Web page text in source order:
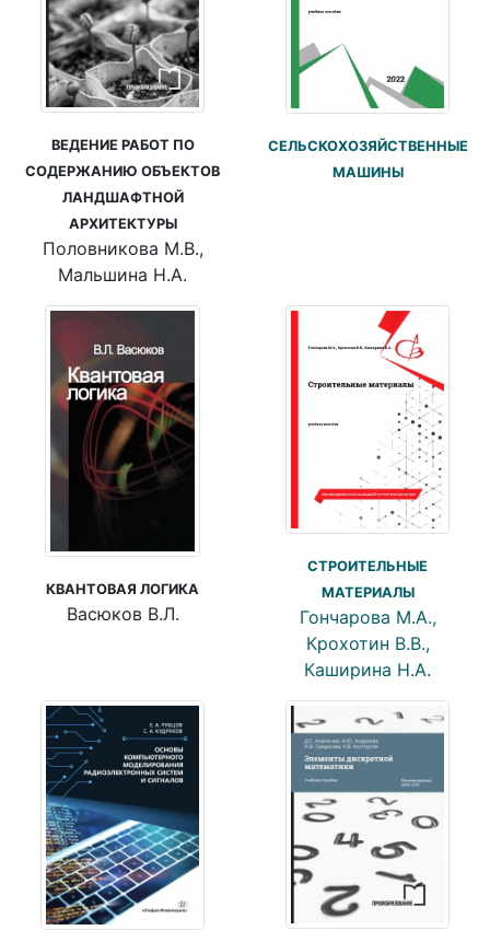
ВЕДЕНИЕ РАБОТ ПО
СОДЕРЖАНИЮ ОБЪЕКТОВ
ЛАНДШАФТНОЙ
АРХИТЕКТУРЫ
Половникова М.В.,
Мальшина Н.А.
СЕЛЬСКОХОЗЯЙСТВЕННЫЕ
МАШИНЫ
КВАНТОВАЯ ЛОГИКА
Васюков В.Л.
СТРОИТЕЛЬНЫЕ
МАТЕРИАЛЫ
Гончарова М.А.,
Крохотин В.В.,
Каширина Н.А.